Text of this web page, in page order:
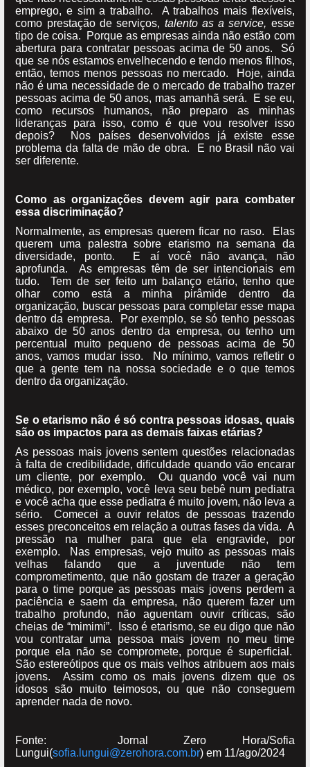
emprego, e sim a trabalho. A trabalhos mais flexíveis,
como prestação de serviços, talento as a service, esse
tipo de coisa. Porque as empresas ainda não estão com
abertura para contratar pessoas acima de 50 anos. Só
que se nós estamos envelhecendo e tendo menos filhos,
então, temos menos pessoas no mercado. Hoje, ainda
não é uma necessidade de o mercado de trabalho trazer
pessoas acima de 50 anos, mas amanhã será. E se eu,
como recursos humanos, não preparo as minhas
lideranças para isso, como é que vou resolver isso
depois? Nos países desenvolvidos já existe esse
problema da falta de mão de obra. E no Brasil não vai
ser diferente.
Como as organizações devem agir para combater
essa discriminação?
Normalmente, as empresas querem ficar no raso. Elas
querem uma palestra sobre etarismo na semana da
diversidade, ponto. E aí você não avança, não
aprofunda. As empresas têm de ser intencionais em
tudo. Tem de ser feito um balanço etário, tenho que
olhar como está a minha pirâmide dentro da
organização, buscar pessoas para completar esse mapa
dentro da empresa. Por exemplo, se só tenho pessoas
abaixo de 50 anos dentro da empresa, ou tenho um
percentual muito pequeno de pessoas acima de 50
anos, vamos mudar isso. No mínimo, vamos refletir o
que a gente tem na nossa sociedade e o que temos
dentro da organização.
Se o etarismo não é só contra pessoas idosas, quais
são os impactos para as demais faixas etárias?
As pessoas mais jovens sentem questões relacionadas
à falta de credibilidade, dificuldade quando vão encarar
um cliente, por exemplo. Ou quando você vai num
médico, por exemplo, você leva seu bebê num pediatra
e você acha que esse pediatra é muito jovem, não leva a
sério. Comecei a ouvir relatos de pessoas trazendo
esses preconceitos em relação a outras fases da vida. A
pressão na mulher para que ela engravide, por
exemplo. Nas empresas, vejo muito as pessoas mais
velhas falando que a juventude não tem
comprometimento, que não gostam de trazer a geração
para o time porque as pessoas mais jovens perdem a
paciência e saem da empresa, não querem fazer um
trabalho profundo, não aguentam ouvir críticas, são
cheias de “mimimi”. Isso é etarismo, se eu digo que não
vou contratar uma pessoa mais jovem no meu time
porque ela não se compromete, porque é superficial.
São estereótipos que os mais velhos atribuem aos mais
jovens. Assim como os mais jovens dizem que os
idosos são muito teimosos, ou que não conseguem
aprender nada de novo.
Fonte: Jornal Zero Hora/Sofia
Lungui(sofia.lungui@zerohora.com.br) em 11/ago/2024